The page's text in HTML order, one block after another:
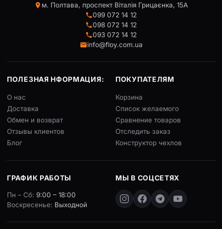
м. Полтава, проспект Віталія Грицаєнка, 15А
099 072 14 12
098 072 14 12
093 072 14 12
info@floy.com.ua
ПОЛЕЗНАЯ НФОРМАЦИЯ:
О нас
Доставка
Обмен и возврат
Отзывы клиентов
Блог
ПОКУПАТЕЛЯМ
Корзина
Список желаемого
Сравнение товаров
Отследить заказ
Конструктор чехлов
ГРАФИК РАБОТЫ
Пн – Сб: 9:00 – 18:00
Воскресенье: Выходной
МЫ В СОЦСЕТЯХ